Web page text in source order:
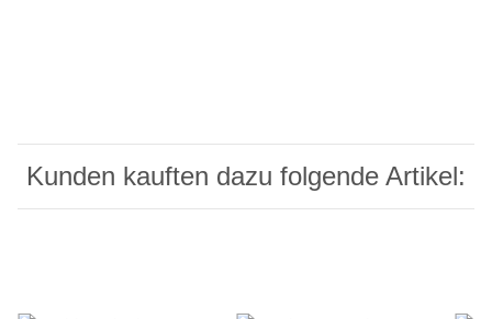
Kunden kauften dazu folgende Artikel: